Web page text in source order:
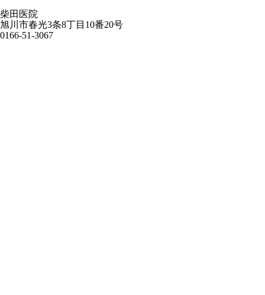
柴田医院
旭川市春光3条8丁目10番20号
0166-51-3067